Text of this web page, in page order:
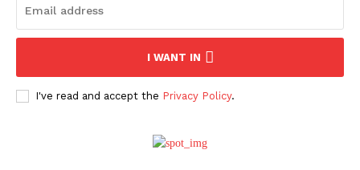
О нас
Политика конфиденциальности
I WANT IN
I've read and accept the Privacy Policy.